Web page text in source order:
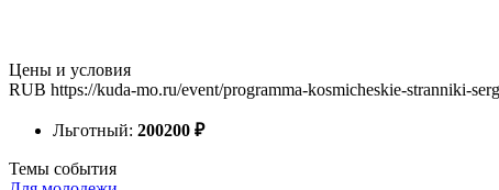
Цены и условия
RUB https://kuda-mo.ru/event/programma-kosmicheskie-stranniki-
Льготный: 200200 ₽
Темы события